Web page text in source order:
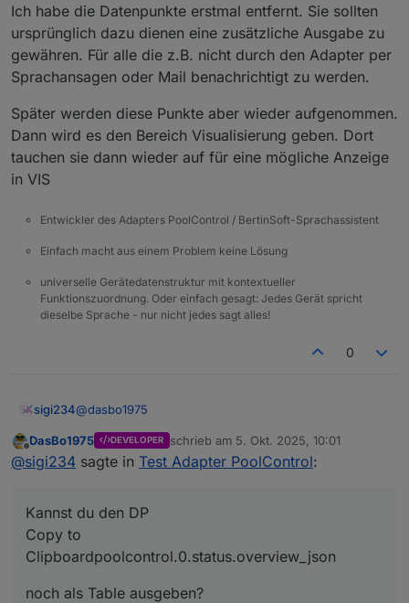
Ich habe die Datenpunkte erstmal entfernt. Sie sollten
ursprünglich dazu dienen eine zusätzliche Ausgabe zu
gewähren. Für alle die z.B. nicht durch den Adapter per
Sprachansagen oder Mail benachrichtigt zu werden.
Später werden diese Punkte aber wieder aufgenommen.
Dann wird es den Bereich Visualisierung geben. Dort
tauchen sie dann wieder auf für eine mögliche Anzeige
in VIS
Entwickler des Adapters PoolControl / BertinSoft-Sprachassistent
Einfach macht aus einem Problem keine Lösung
universelle Gerätedatenstruktur mit kontextueller
Funktionszuordnung. Oder einfach gesagt: Jedes Gerät spricht
dieselbe Sprache - nur nicht jedes sagt alles!
0
sigi234@dasbo1975
Kannst du den DP
noch als Table ausgeben?
Offline
DasBo1975 DEVELOPER schrieb am 5. Okt. 2025, 10:01
zuletzt editiert von
@sigi234 sagte in Test Adapter PoolControl:
Kannst du den DP
Copy to
Clipboardpoolcontrol.0.status.overview_json
noch als Table ausgeben?